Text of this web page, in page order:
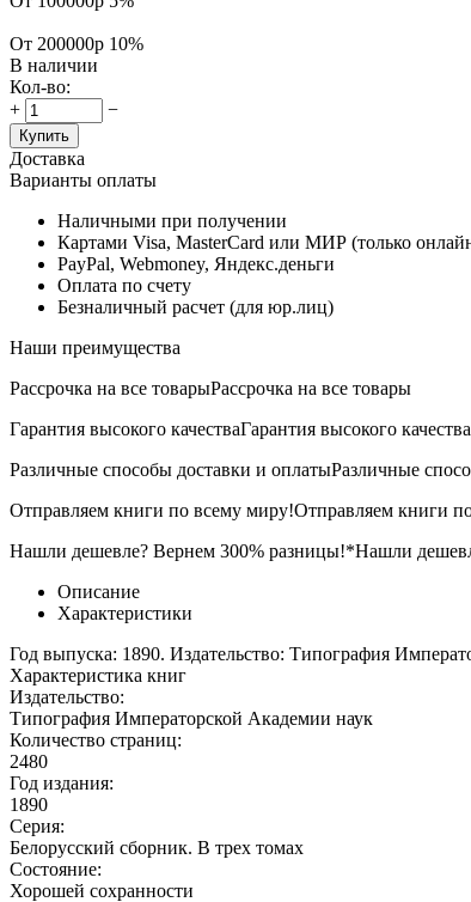
От 200000р 10%
В наличии
Кол-во:
+
−
Купить
Доставка
Варианты оплаты
Наличными при получении
Картами Visa, MasterCard или МИР (только
PayPal, Webmoney, Яндекс.деньги
Оплата по счету
Безналичный расчет (для юр.лиц)
Наши преимущества
Рассрочка на все товарыРассрочка на все товары
Гарантия высокого качестваГарантия высокого качества
Различные способы доставки и оплатыРазличные
Отправляем книги по всему миру!Отправляем книги
Нашли дешевле? Вернем 300% разницы!*Нашли
Описание
Характеристики
Год выпуска: 1890. Издательство: Типография
Характеристика книг
Издательство:
Типография Императорской Академии наук
Количество страниц:
2480
Год издания:
1890
Серия:
Белорусский сборник. В трех томах
Состояние:
Хорошей сохранности